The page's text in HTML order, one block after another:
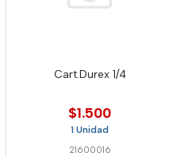
Cart.Durex 1/4
$1.500
1 Unidad
21600016